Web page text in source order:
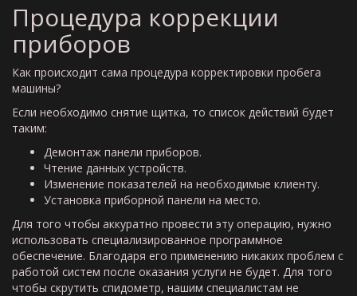
Процедура коррекции
приборов
Как происходит сама процедура корректировки пробега
машины?
Если необходимо снятие щитка, то список действий будет
таким:
Демонтаж панели приборов.
Чтение данных устройств.
Изменение показателей на необходимые клиенту.
Установка приборной панели на место.
Для того чтобы аккуратно провести эту операцию, нужно
использовать специализированное программное
обеспечение. Благодаря его применению никаких проблем с
работой систем после оказания услуги не будет. Для того
чтобы скрутить спидометр, нашим специалистам не